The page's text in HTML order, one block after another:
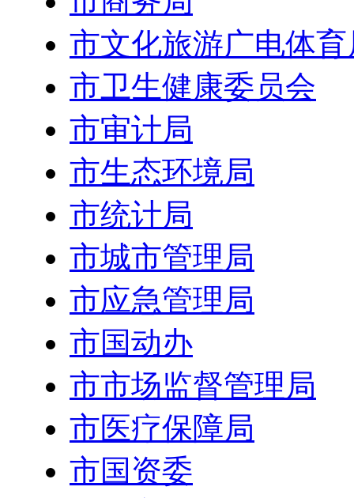
市文化旅游广电体育
市卫生健康委员会
市审计局
市生态环境局
市统计局
市城市管理局
市应急管理局
市国动办
市市场监督管理局
市医疗保障局
市国资委